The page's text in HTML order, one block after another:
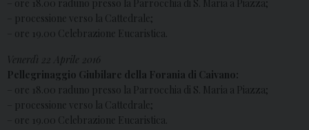
– ore 18.00 raduno presso la Parrocchia di S. Maria a Piazza;
– processione verso la Cattedrale;
– ore 19.00 Celebrazione Eucaristica.
Venerdì 22 Aprile 2016
Pellegrinaggio Giubilare della Forania di Caivano:
– ore 18.00 raduno presso la Parrocchia di S. Maria a Piazza;
– processione verso la Cattedrale;
– ore 19.00 Celebrazione Eucaristica.